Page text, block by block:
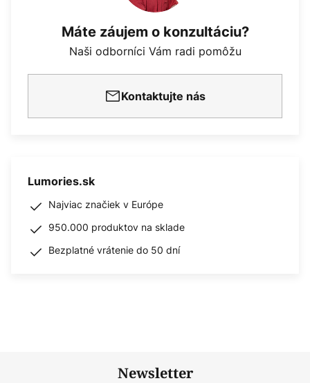
Máte záujem o konzultáciu?
Naši odborníci Vám radi pomôžu
Kontaktujte nás
Lumories.sk
Najviac značiek v Európe
950.000 produktov na sklade
Bezplatné vrátenie do 50 dní
Newsletter